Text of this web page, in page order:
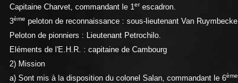
Capitaine Charvet, commandant le 1erescadron.
3ème peloton de reconnaissance : sous-lieutenant Van Ruymbecke.
Peloton de pionniers : Lieutenant Petrochilo.
Eléments de l'E.H.R. : capitaine de Cambourg
2) Mission
a) Sont mis à la disposition du colonel Salan, commandant le 6ème